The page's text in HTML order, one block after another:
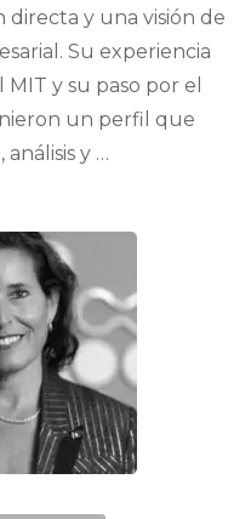
directa y una visión de
Su experiencia
y su paso por el
un perfil que
análisis y …